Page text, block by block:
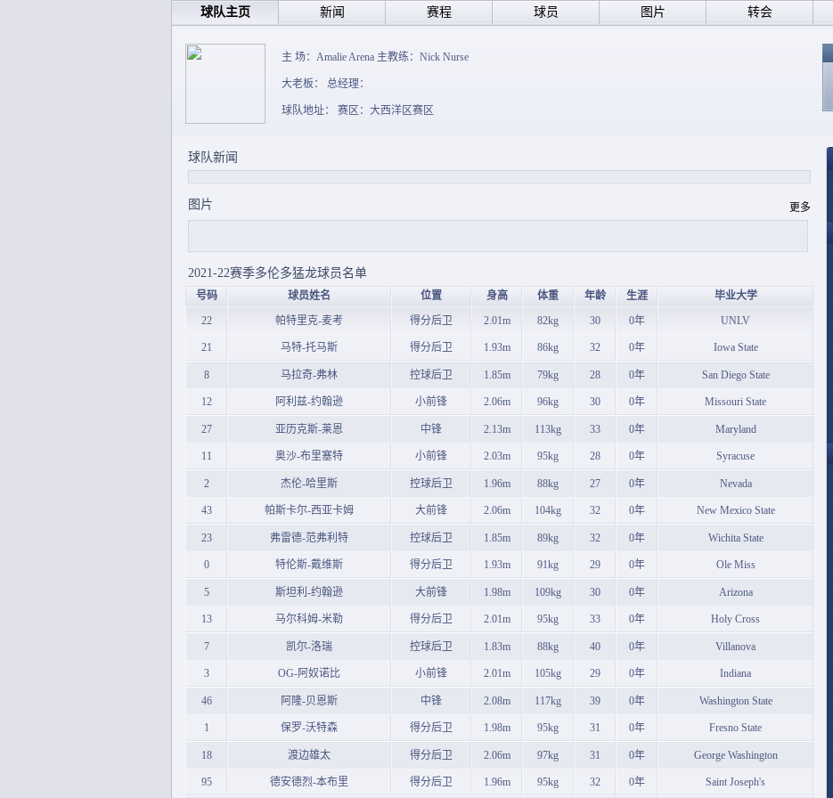
球队主页 新闻 赛程 球员 图片 转会
主 场：Amalie Arena 主教练：Nick Nurse
大老板： 总经理：
球队地址： 赛区：大西洋区赛区
球队新闻
图片 更多
2021-22赛季多伦多猛龙球员名单
号码 球员姓名 位置 身高 体重 年龄 生涯
毕业大学
22
帕特里克-麦考 得分后卫 2.01m 82kg 30 0年 UNLV
21 马特-托马斯 得分后卫 1.93m 86kg 32 0年 Iowa State
8 马拉奇-弗林 控球后卫 1.85m 79kg 28 0年 San Diego State
12 阿利兹-约翰逊 小前锋 2.06m 96kg 30 0年 Missouri State
27 亚历克斯-莱恩 中锋 2.13m 113kg 33 0年 Maryland
11 奥沙-布里塞特 小前锋 2.03m 95kg 28 0年 Syracuse
2 杰伦-哈里斯 控球后卫 1.96m 88kg 27 0年 Nevada
43 帕斯卡尔-西亚卡姆 大前锋 2.06m 104kg 32 0年 New Mexico State
23 弗雷德-范弗利特 控球后卫 1.85m 89kg 32 0年 Wichita State
0 特伦斯-戴维斯 得分后卫 1.93m 91kg 29 0年 Ole Miss
5 斯坦利-约翰逊 大前锋 1.98m 109kg 30 0年 Arizona
13 马尔科姆-米勒 得分后卫 2.01m 95kg 33 0年 Holy Cross
7 凯尔-洛瑞 控球后卫 1.83m 88kg 40 0年 Villanova
3 OG-阿奴诺比 小前锋 2.01m 105kg 29 0年 Indiana
46 阿隆-贝恩斯 中锋 2.08m 117kg 39 0年 Washington State
1 保罗-沃特森 得分后卫 1.98m 95kg 31 0年 Fresno State
18 渡边雄太 得分后卫 2.06m 97kg 31 0年 George Washington
95 德安德烈-本布里 得分后卫 1.96m 95kg 32 0年 Saint Joseph's